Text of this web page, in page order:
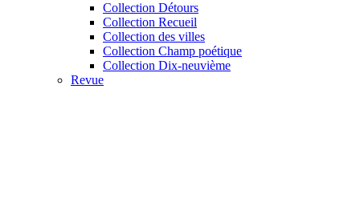
Collection Détours
Collection Recueil
Collection des villes
Collection Champ poétique
Collection Dix-neuvième
Revue